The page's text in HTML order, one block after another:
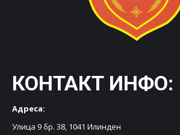
КОНТАКТ ИНФО:
Адреса:
Улица 9 бр. 38, 1041 Илинден